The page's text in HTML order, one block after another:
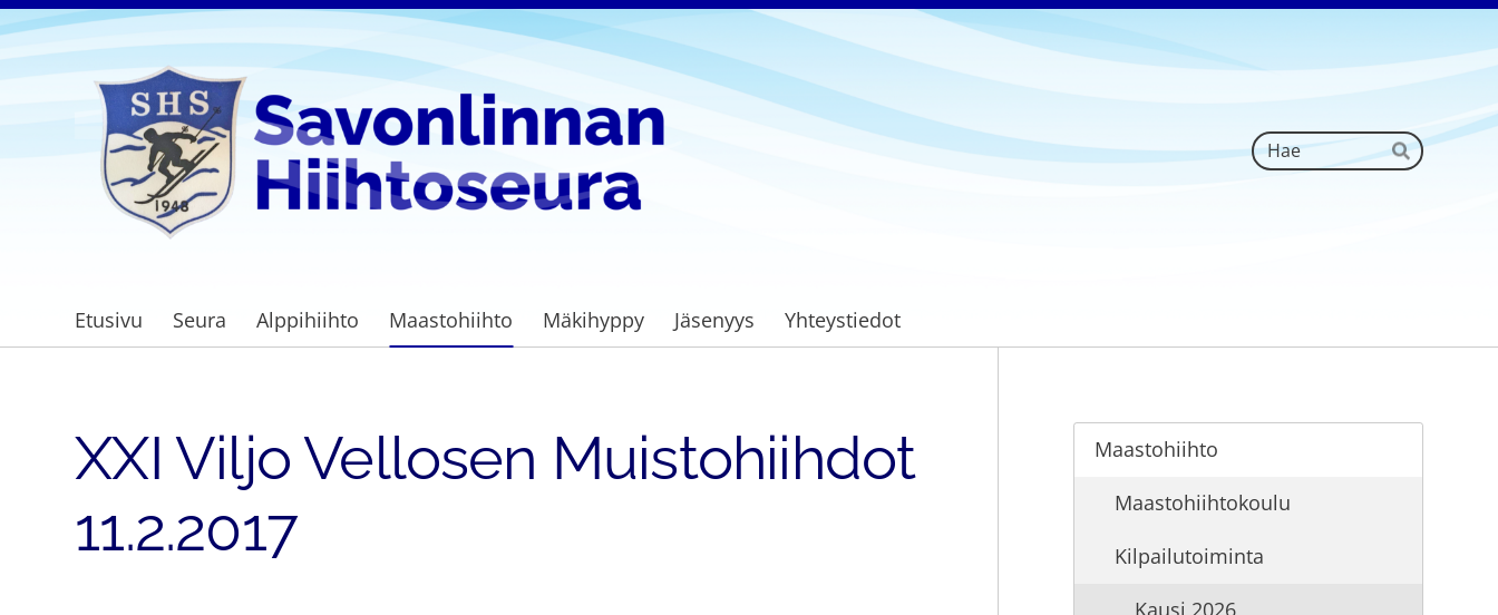
Siirry
sivun
sisältöön
Savonlinnan Hiihtoseura
Haku
Hae
Etusivu Seura Alppihiihto Maastohiihto Mäkihyppy Jäsenyys Yhteystiedot
XXI Viljo Vellosen Muistohiihdot
11.2.2017
Maastohiihto
Maastohiihtokoulu
Kilpailutoiminta